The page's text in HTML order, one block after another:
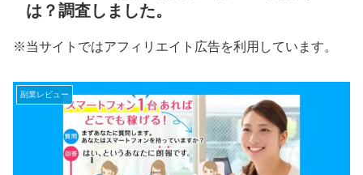
は？調査しました。
※当サイトではアフィリエイト広告を利用しています。
副業レビュー